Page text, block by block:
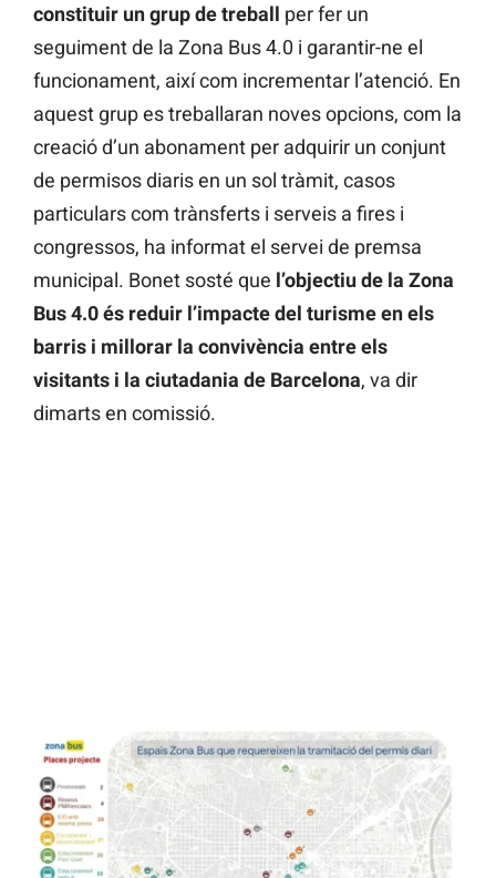
constituir un grup de treball per fer un
seguiment de la Zona Bus 4.0 i garantir-ne el
funcionament, així com incrementar l’atenció. En
aquest grup es treballaran noves opcions, com la
creació d’un abonament per adquirir un conjunt
de permisos diaris en un sol tràmit, casos
particulars com trànsferts i serveis a fires i
congressos, ha informat el servei de premsa
municipal. Bonet sosté que l’objectiu de la Zona
Bus 4.0 és reduir l’impacte del turisme en els
barris i millorar la convivència entre els
visitants i la ciutadania de Barcelona, va dir
dimarts en comissió.